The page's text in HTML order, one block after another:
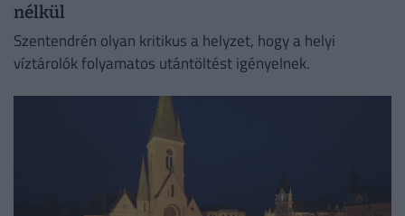
nélkül
Szentendrén olyan kritikus a helyzet, hogy a helyi
víztárolók folyamatos utántöltést igényelnek.